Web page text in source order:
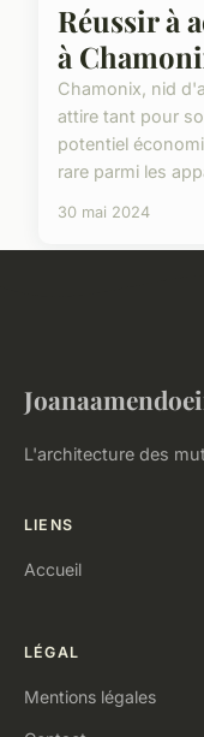
Réussir à
à
Chamonix, nid
attire tant pour
potentiel
rare parmi les
30 mai 2024
L'architecture des
LIENS
Accueil
LÉGAL
Mentions légales